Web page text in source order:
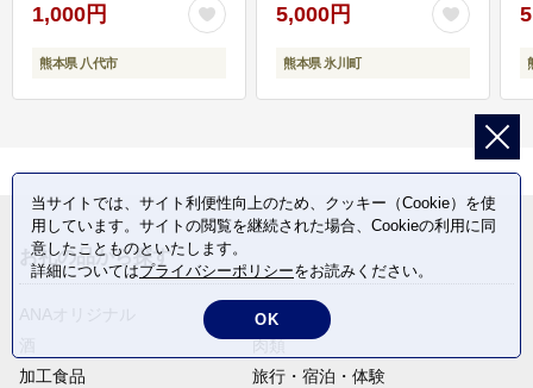
1,000円
熊本県 八代市
5,000円
熊本県 氷川町
お礼の品から探す
定期便
肉類
加工食品
旅行・宿泊・体験
当サイトでは、サイト利便性向上のため、クッキー（Cookie）を使
用しています。サイトの閲覧を継続された場合、Cookieの利用に同
意したことものといたします。
詳細についてはプライバシーポリシーをお読みください。
OK